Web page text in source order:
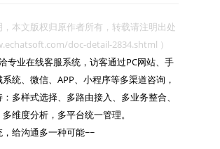
，本文版权归原作者所有，转载请注明出处
doc-detail-2834.shtml ）
专业在线客服系统，访客通过PC网站、手
统、微信、APP、小程序等多渠道咨询，
多样式选择、多路由接入、多业务整合、
维度分析，多平台统一管理。
给沟通多一种可能~~